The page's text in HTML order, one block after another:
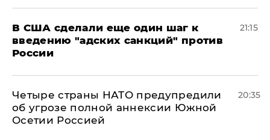
В США сделали еще один шаг к
введению "адских санкций" против
России
21:15
Четыре страны НАТО предупредили
об угрозе полной аннексии Южной
Осетии Россией
20:35